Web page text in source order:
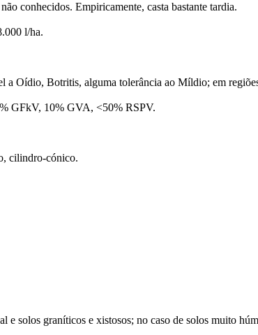
conhecidos. Empiricamente, casta bastante tardia.
l/ha.
a Oídio, Botritis, alguma tolerância ao Míldio; em
GFkV, 10% GVA, <50% RSPV.
cilindro-cónico.
e solos graníticos e xistosos; no caso de solos muito